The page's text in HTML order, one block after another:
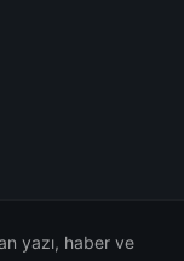
yazı, haber ve